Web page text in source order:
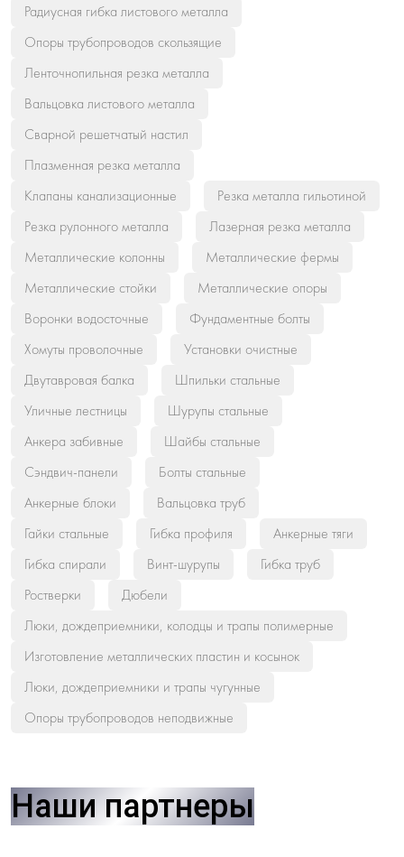
Радиусная гибка листового металла
Опоры трубопроводов скользящие
Ленточнопильная резка металла
Вальцовка листового металла
Сварной решетчатый настил
Плазменная резка металла
Клапаны канализационные
Резка металла гильотиной
Резка рулонного металла
Лазерная резка металла
Металлические колонны
Металлические фермы
Металлические стойки
Металлические опоры
Воронки водосточные
Фундаментные болты
Хомуты проволочные
Установки очистные
Двутавровая балка
Шпильки стальные
Уличные лестницы
Шурупы стальные
Анкера забивные
Шайбы стальные
Сэндвич-панели
Болты стальные
Анкерные блоки
Вальцовка труб
Гайки стальные
Гибка профиля
Анкерные тяги
Гибка спирали
Винт-шурупы
Гибка труб
Ростверки
Дюбели
Люки, дождеприемники, колодцы и трапы полимерные
Изготовление металлических пластин и косынок
Люки, дождеприемники и трапы чугунные
Опоры трубопроводов неподвижные
Наши партнеры